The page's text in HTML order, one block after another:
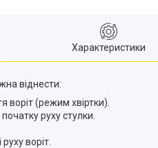
Характеристики
віднести:
воріт (режим хвіртки).
руху стулки.
воріт.